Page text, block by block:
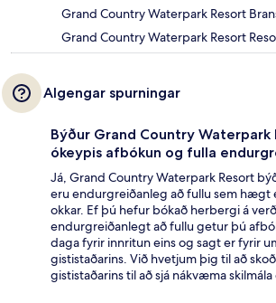
Grand Country Waterpark Resort
Grand Country Waterpark Resort
Algengar spurningar
Býður Grand Country Waterpark
ókeypis afbókun og fulla
Já, Grand Country Waterpark Resort
eru endurgreiðanleg að fullu sem hægt
okkar. Ef þú hefur bókað herbergi á
endurgreiðanlegt að fullu getur þú
daga fyrir innritun eins og sagt er fyrir
gististaðarins. Við hvetjum þig til að
gististaðarins til að sjá nákvæma